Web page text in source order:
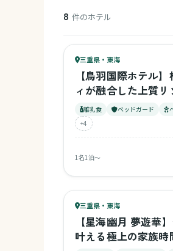
8 件のホテル
91ベビー
三重県・東海
【鳥羽国際ホテル
ィが融合した上質リ
離乳食 ベッドガード
+4
1名1泊〜
61ベビー
57キッズ
三重県・東海
【星海幽月 夢遊華
叶える極上の家族時